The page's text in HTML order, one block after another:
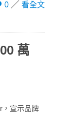
0
看全文
萬
，宣示品牌